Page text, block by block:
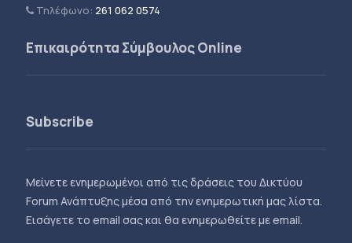
Τηλέφωνο: 261 062 0574
Επικαιρότητα Σύμβουλος Online
Subscribe
Μείνετε ενημερωμένοι από τις δράσεις του Δικτύου
Forum Ανάπτυξης μέσα από την ενημερωτική μας λίστα.
Εισάγετε το email σας και θα ενημερωθείτε με email.